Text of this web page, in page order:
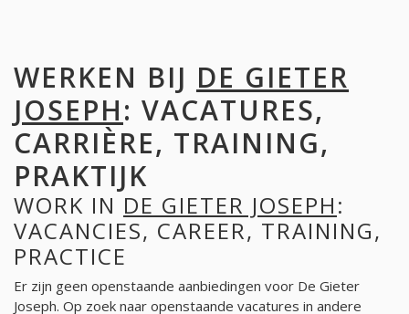
WERKEN BIJ DE GIETER
JOSEPH: VACATURES,
CARRIÈRE, TRAINING,
PRAKTIJK
WORK IN DE GIETER JOSEPH:
VACANCIES, CAREER, TRAINING,
PRACTICE
Er zijn geen openstaande aanbiedingen voor De Gieter
Joseph. Op zoek naar openstaande vacatures in andere